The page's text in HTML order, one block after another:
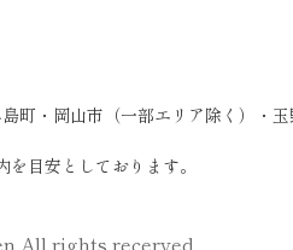
町・岡山市（一部エリア除く）・
目安としております。
All rights recerved.